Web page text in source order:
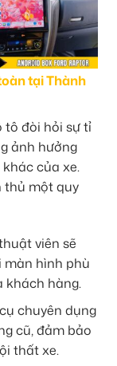
tại Thành
tô đòi hỏi sự tỉ
ảnh hưởng
của xe.
thủ một quy
viên sẽ
màn hình phù
khách hàng.
chuyên dụng
cũ, đảm bảo
thất xe.